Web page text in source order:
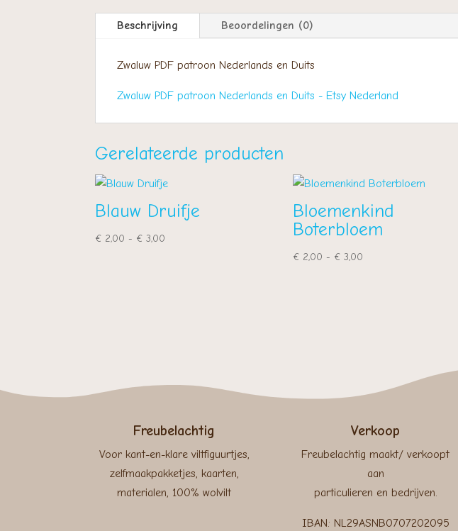
Beschrijving Beoordelingen (0)
Zwaluw PDF patroon Nederlands en Duits
Zwaluw PDF patroon Nederlands en Duits - Etsy Nederland
Gerelateerde producten
Blauw Druifje
€2,00 - €3,00Prijsklasse:
Bloemenkind
Boterbloem
€2,00 - €3,00Prijsklasse:
Freubelachtig
Voor kant-en-klare viltfiguurtjes,
zelfmaakpakketjes, kaarten,
materialen, 100% wolvilt
Verkoop
Freubelachtig maakt/ verkoopt
aan
particulieren en bedrijven.
IBAN: NL29ASNB0707202095